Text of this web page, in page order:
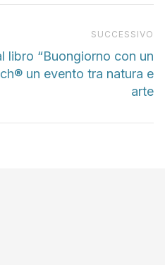
SUCCESSIVO
libro “Buongiorno con un
un evento tra natura e
arte